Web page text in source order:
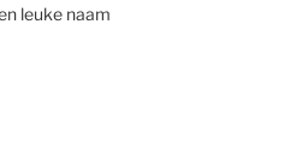
leuke naam